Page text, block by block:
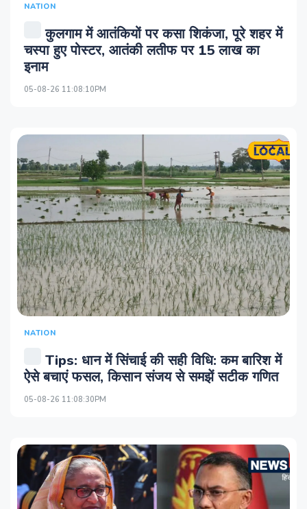
NATION
कुलगाम में आतंकियों पर कसा शिकंजा, पूरे शहर में
चस्पा हुए पोस्टर, आतंकी लतीफ पर 15 लाख का
इनाम
05-08-26 11:08:10PM
NATION
Tips: धान में सिंचाई की सही विधि: कम बारिश में
ऐसे बचाएं फसल, किसान संजय से समझें सटीक गणित
05-08-26 11:08:30PM